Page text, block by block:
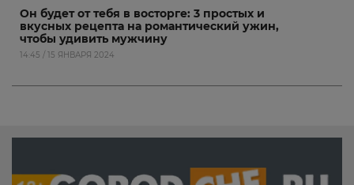
Он будет от тебя в восторге: 3 простых и
вкусных рецепта на романтический ужин,
чтобы удивить мужчину
14:45 / 15 ЯНВАРЯ 2024